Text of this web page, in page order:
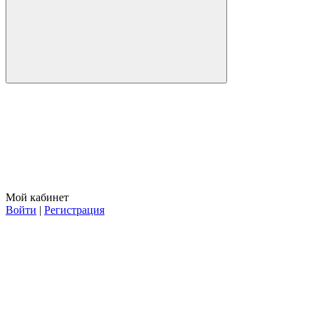
Мой кабинет
Войти | Регистрация